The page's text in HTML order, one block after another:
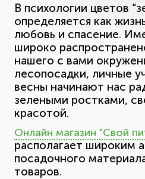
В психологии цветов
определяется как
любовь и спасение.
широко
нашего с вами
лесопосадки, личные
весны начинают нас
зелеными ростками,
красотой.
Онлайн магазин "Свой
располагает широким
посадочного
товаров.